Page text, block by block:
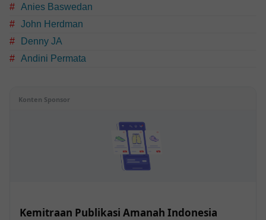
Anies Baswedan
John Herdman
Denny JA
Andini Permata
Konten Sponsor
Kemitraan Publikasi Amanah Indonesia